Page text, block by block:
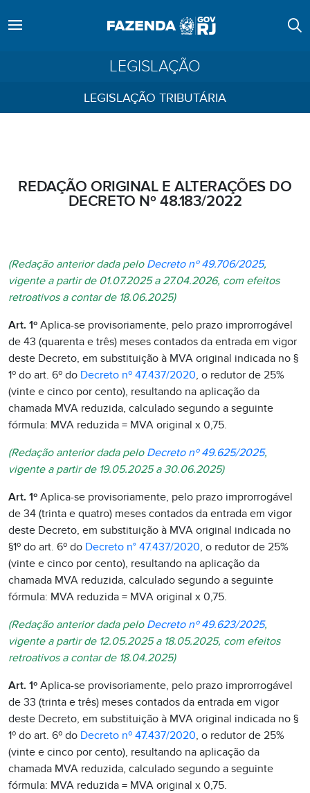
LEGISLAÇÃO
LEGISLAÇÃO TRIBUTÁRIA
REDAÇÃO ORIGINAL E ALTERAÇÕES DO
DECRETO Nº 48.183/2022
(Redação anterior dada pelo Decreto nº 49.706/2025,
vigente a partir de 01.07.2025 a 27.04.2026, com efeitos
retroativos a contar de 18.06.2025)
Art. 1º Aplica-se provisoriamente, pelo prazo improrrogável
de 43 (quarenta e três) meses contados da entrada em vigor
deste Decreto, em substituição à MVA original indicada no §
1º do art. 6º do Decreto nº 47.437/2020, o redutor de 25%
(vinte e cinco por cento), resultando na aplicação da
chamada MVA reduzida, calculado segundo a seguinte
fórmula: MVA reduzida = MVA original x 0,75.
(Redação anterior dada pelo Decreto nº 49.625/2025,
vigente a partir de 19.05.2025 a 30.06.2025)
Art. 1º Aplica-se provisoriamente, pelo prazo improrrogável
de 34 (trinta e quatro) meses contados da entrada em vigor
deste Decreto, em substituição à MVA original indicada no
§1º do art. 6º do Decreto n° 47.437/2020, o redutor de 25%
(vinte e cinco por cento), resultando na aplicação da
chamada MVA reduzida, calculado segundo a seguinte
fórmula: MVA reduzida = MVA original x 0,75.
(Redação anterior dada pelo Decreto nº 49.623/2025,
vigente a partir de 12.05.2025 a 18.05.2025, com efeitos
retroativos a contar de 18.04.2025)
Art. 1º Aplica-se provisoriamente, pelo prazo improrrogável
de 33 (trinta e três) meses contados da entrada em vigor
deste Decreto, em substituição à MVA original indicada no §
1º do art. 6º do Decreto nº 47.437/2020, o redutor de 25%
(vinte e cinco por cento), resultando na aplicação da
chamada MVA reduzida, calculado segundo a seguinte
fórmula: MVA reduzida = MVA original x 0,75.